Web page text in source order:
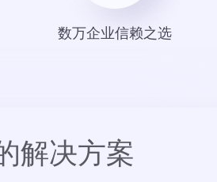
数万企业信赖之选
解决方案